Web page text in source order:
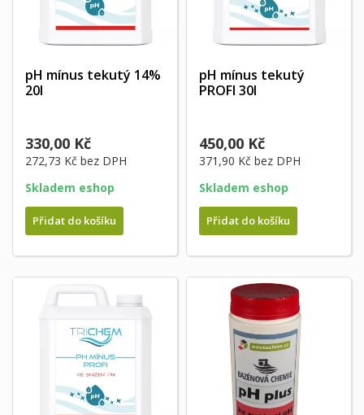
pH mínus tekutý 14%
20l
330,00 Kč
272,73 Kč bez DPH
Skladem eshop
Přidat do košíku
pH mínus tekutý
PROFI 30l
450,00 Kč
371,90 Kč bez DPH
Skladem eshop
Přidat do košíku